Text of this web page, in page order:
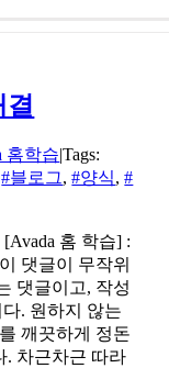
홈학습|Tags:
#블로그,#양식,#
홈 학습] :
댓글이 무작위
댓글이고, 작성
. 원하지 않는
깨끗하게 정돈
. 차근차근 따라